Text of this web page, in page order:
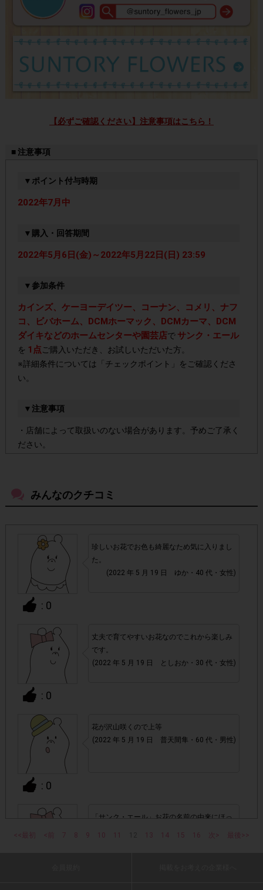
【必ずご確認ください】注意事項はこちら！
■ 注意事項
▼ポイント付与時期
2022年7月中
▼購入・回答期間
2022年5月6日(金)～2022年5月22日(日) 23:59
▼参加条件
カインズ、ケーヨーデイツー、コーナン、コメリ、ナフ
コ、ビバホーム、DCMホーマック、DCMカーマ、DCM
ダイキなどのホームセンターや園芸店で サンク・エール
を 1点 ご購入いただき、お試しいただいた方。
※詳細条件については「チェックポイント」をご確認くださ
い。
▼注意事項
・店舗によって取扱いのない場合があります。予めご了承く
ださい。
上限に達しても、掲載期間内のアンケート回答が可能です。
だくこともあります。
・スマートフォン、携帯電話、タブレットPCにつきまし
て、機種によってはアンケートに回答できない場合がござい
ます。
▼ポイント付与対象外
チェックポイントの条件を満たしていない場合
・ECサイトやネットスーパーでのご購入
確認された場合。
株式会社ドゥ・ハウスが運営する、レシートを活用したサ
ービスのモニター回答は、
の参加とさせていただいております。
「対象商品名」「購入数」の全てが記載されていない場合
みんなのクチコミ
: 0
珍しいお花でお色も綺麗なため気に入りまし
た。
(2022 年 5 月 19 日 ゆか・40 代・女性)
: 0
丈夫で育てやすいお花なのでこれから楽しみ
です。
(2022 年 5 月 19 日 としおか・30 代・女性)
: 0
花が沢山咲くので上等
(2022 年 5 月 19 日 普天間隼・60 代・男性)
「サンク・エール」お花の名前の由来にほっ
<<最初 <前 7 8 9 10 11 13 14 15 16 次> 最後>>